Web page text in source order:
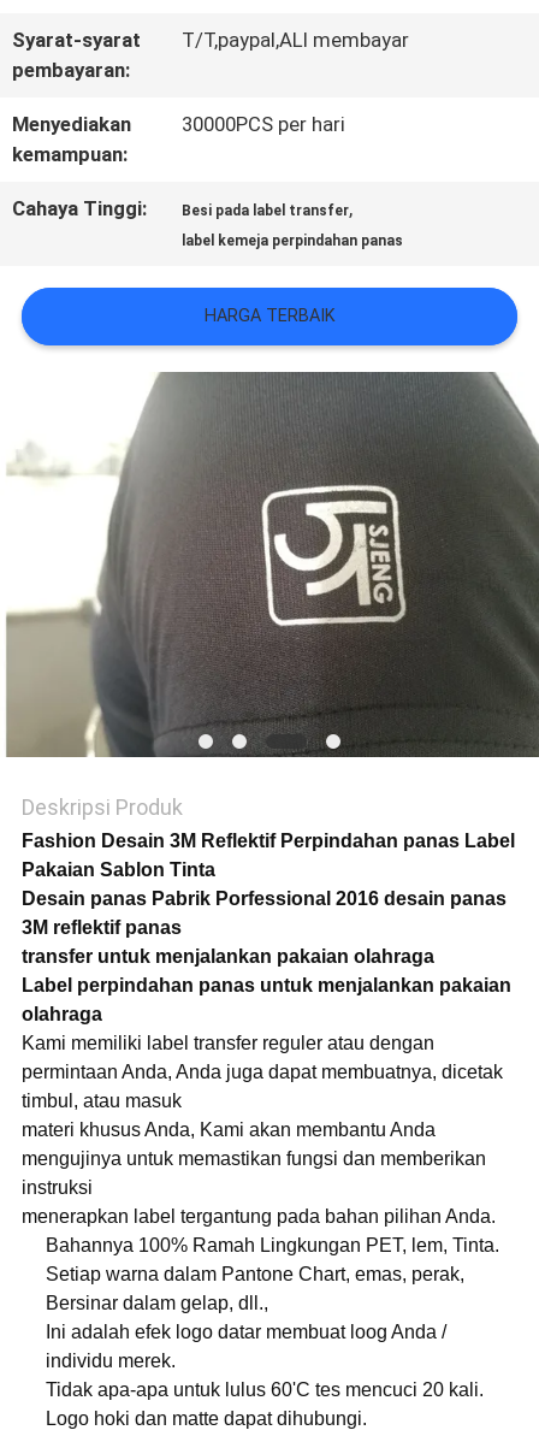
BERITA
SEMUA
KASUS
VR
SHOW
SITEMAP
KEBIJAKAN
PRIVASI
Syarat-syarat
pembayaran:
T/T,paypal,ALI membayar
Menyediakan
kemampuan:
30000PCS per hari
Cahaya Tinggi: Besi pada label transfer,
label kemeja perpindahan panas
HARGA TERBAIK
Deskripsi Produk
Fashion Desain 3M Reflektif Perpindahan panas Label
Pakaian Sablon Tinta
Desain panas Pabrik Porfessional 2016 desain panas
3M reflektif panas
transfer untuk menjalankan pakaian olahraga
Label perpindahan panas untuk menjalankan pakaian
olahraga
Kami memiliki label transfer reguler atau dengan
permintaan Anda, Anda juga dapat membuatnya, dicetak
timbul, atau masuk
materi khusus Anda, Kami akan membantu Anda
mengujinya untuk memastikan fungsi dan memberikan
instruksi
menerapkan label tergantung pada bahan pilihan Anda.
Bahannya 100% Ramah Lingkungan PET, lem, Tinta.
Setiap warna dalam Pantone Chart, emas, perak,
Bersinar dalam gelap, dll.,
Ini adalah efek logo datar membuat loog Anda /
individu merek.
Tidak apa-apa untuk lulus 60'C tes mencuci 20 kali.
Logo hoki dan matte dapat dihubungi.